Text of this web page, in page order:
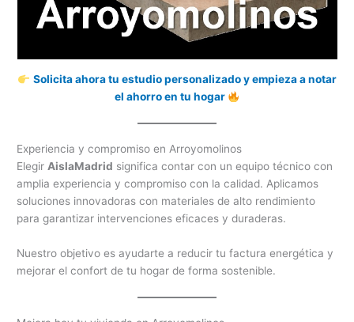
Solicita ahora tu estudio personalizado y empieza a notar
el ahorro en tu hogar
Experiencia y compromiso en Arroyomolinos
Elegir AislaMadrid significa contar con un equipo técnico con
amplia experiencia y compromiso con la calidad. Aplicamos
soluciones innovadoras con materiales de alto rendimiento
para garantizar intervenciones eficaces y duraderas.
Nuestro objetivo es ayudarte a reducir tu factura energética y
mejorar el confort de tu hogar de forma sostenible.